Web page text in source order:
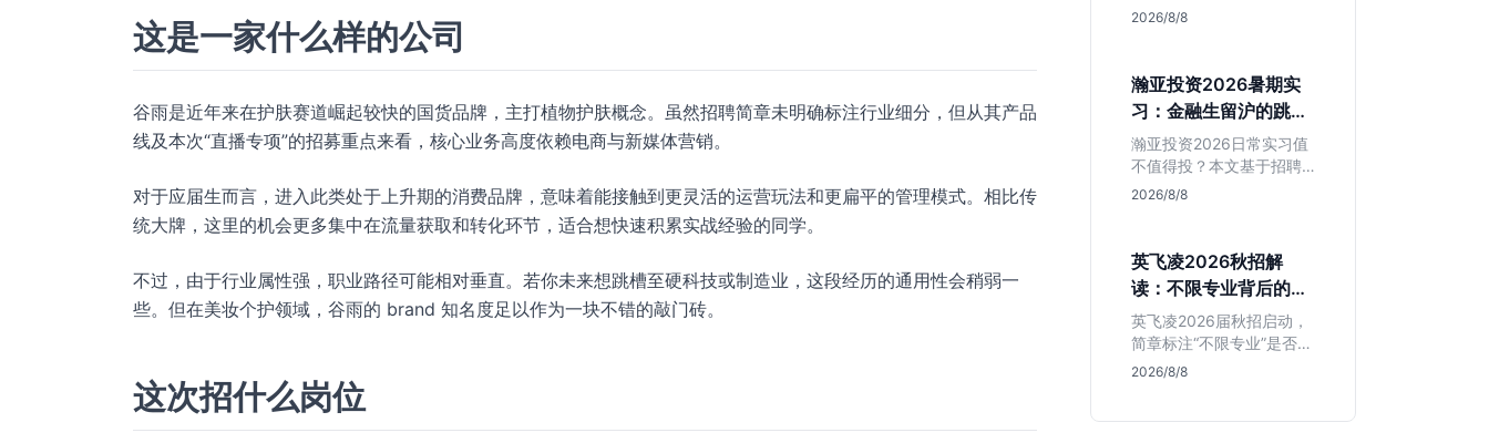
这是一家什么样的公司
谷雨是近年来在护肤赛道崛起较快的国货品牌，主打植物护肤概念。虽然招聘简章未明确标注行业细分，但从其产品
线及本次“直播专项”的招募重点来看，核心业务高度依赖电商与新媒体营销。
对于应届生而言，进入此类处于上升期的消费品牌，意味着能接触到更灵活的运营玩法和更扁平的管理模式。相比传
统大牌，这里的机会更多集中在流量获取和转化环节，适合想快速积累实战经验的同学。
不过，由于行业属性强，职业路径可能相对垂直。若你未来想跳槽至硬科技或制造业，这段经历的通用性会稍弱一
些。但在美妆个护领域，谷雨的 brand 知名度足以作为一块不错的敲门砖。
这次招什么岗位
节。本文解读其医疗赛道
帮应届生判断是否值得投
入。
2026/8/8
瀚亚投资2026暑期实
习：金融生留沪的跳板
还是坑？
瀚亚投资2026日常实习值
不值得投？本文基于招聘
简章分析：业务聚焦金融
需上海高含金量实习证
明、想接触真实资金流向
的金融生，不适合追求稳
定留用的同学。
2026/8/8
英飞凌2026秋招解
读：不限专业背后的门
槛与机会
英飞凌2026届秋招启动，
简章标注“不限专业”是否可
信？本文基于招聘简章，
2026/8/8